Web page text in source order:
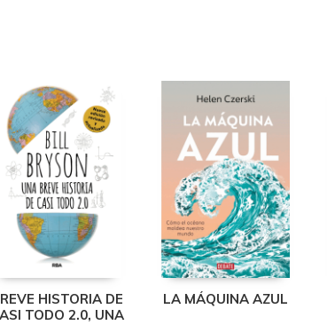
HISTORIA DE
TODO 2.0, UNA
LA MÁQUINA AZUL